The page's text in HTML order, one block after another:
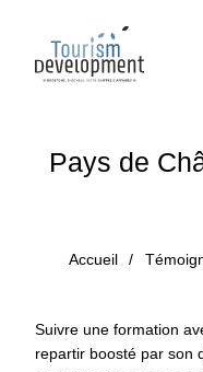
Pays de
Accueil /
Suivre une formation
repartir boosté par son